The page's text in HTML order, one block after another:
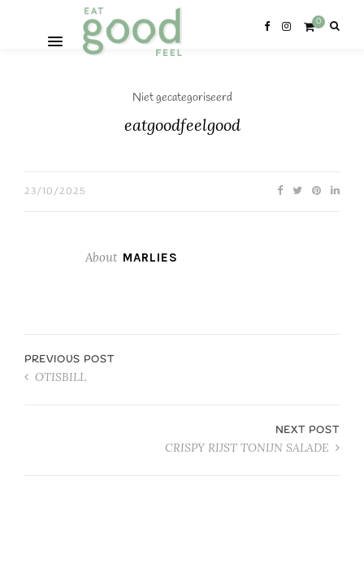
0
Niet gecategoriseerd
eatgoodfeelgood
23/10/2025
About MARLIES
PREVIOUS POST
OTISBILL
NEXT POST
CRISPY RIJST TONIJN SALADE